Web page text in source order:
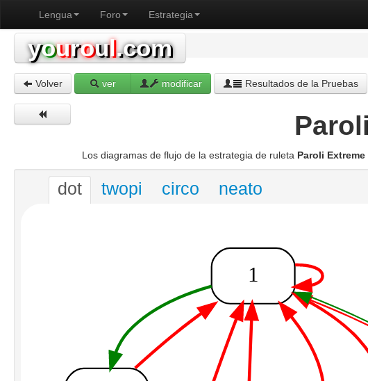
Lengua Foro Estrategia
youroul.com
Volver ver modificar Resultados de la Pruebas
Los diagramas de flujo de la estrategia de ruleta Paroli Extreme
dot twopi circo neato